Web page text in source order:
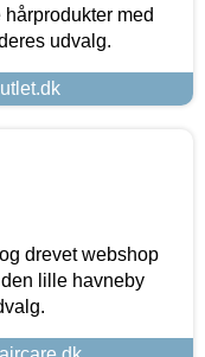
med
udvalg.
drevet webshop
lille havneby